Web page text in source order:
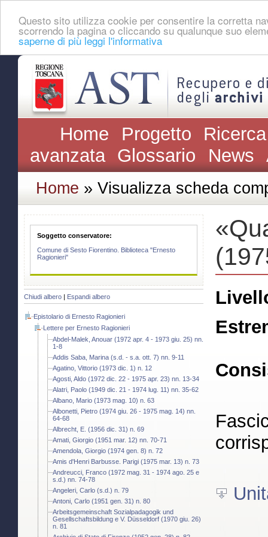
Questo sito utilizza cookie per consentire la corretta
scorrendo la pagina o cliccando su qualunque suo
saperne di più leggi l'informativa
Home Progetto
avanzata Glossario News
Home » Visualizza scheda
Soggetto conservatore:
Comune di Sesto Fiorentino. Biblioteca "Ernesto
Ragionieri"
Chiudi albero | Espandi albero
Epistolario di Ernesto Ragionieri
Lettere per Ernesto Ragionieri
Abdel-Malek, Anouar (1972 apr. 4 - 1973 giu. 25) nn.
1-8
Addis Saba, Marina (s.d. - s.a. ott. 7) nn. 9-11
Agatino, Vittorio (1973 dic. 1) n. 12
Agosti, Aldo (1972 dic. 22 - 1975 apr. 23) nn. 13-34
Alatri, Paolo (1949 dic. 21 - 1974 lug. 11) nn. 35-62
Albano, Mario (1973 mag. 10) n. 63
Albonetti, Pietro (1974 giu. 26 - 1975 mag. 14) nn.
64-68
Albrecht, E. (1956 dic. 31) n. 69
Amati, Giorgio (1951 mar. 12) nn. 70-71
Amendola, Giorgio (1974 gen. 8) n. 72
Amis d'Henri Barbusse. Parigi (1975 mar. 13) n. 73
Andreucci, Franco (1972 mag. 31 - 1974 ago. 25 e
s.d.) nn. 74-78
Angeleri, Carlo (s.d.) n. 79
Antoni, Carlo (1951 gen. 31) n. 80
Arbeitsgemeinschaft Sozialpadagogik und
Gesellschaftsbildung e V. Düsseldorf (1970 giu. 26)
n. 81